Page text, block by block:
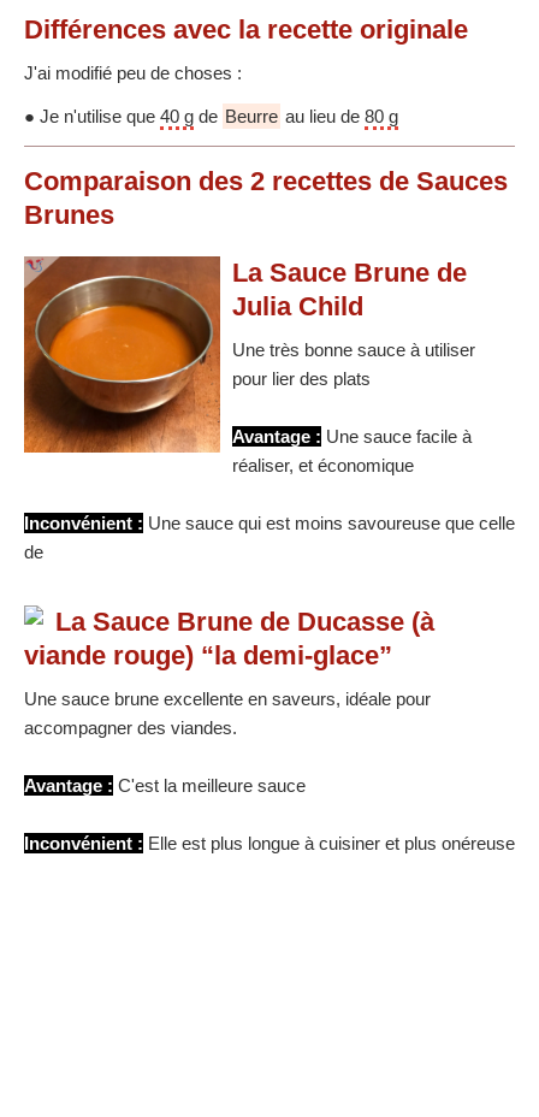
Différences avec la recette originale
J'ai modifié peu de choses :
● Je n'utilise que 40 g de Beurre au lieu de 80 g
Comparaison des 2 recettes de Sauces
Brunes
La Sauce Brune de
Julia Child
Une très bonne sauce à utiliser
pour lier des plats
Avantage : Une sauce facile à
réaliser, et économique
Inconvénient : Une sauce qui est moins savoureuse que celle
de
La Sauce Brune de Ducasse (à
viande rouge) “la demi-glace”
Une sauce brune excellente en saveurs, idéale pour
accompagner des viandes.
Avantage : C'est la meilleure sauce
Inconvénient : Elle est plus longue à cuisiner et plus onéreuse